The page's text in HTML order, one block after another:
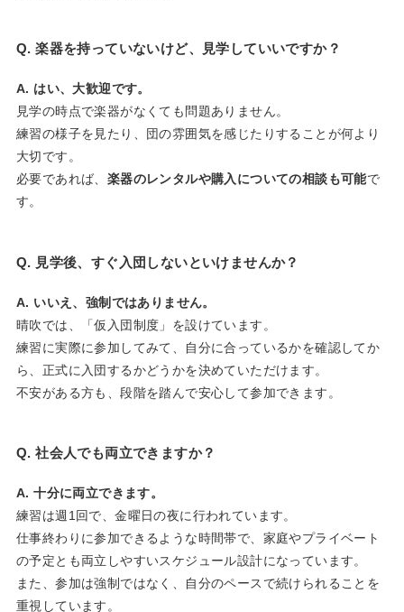
Q. 楽器を持っていないけど、見学していいですか？
A. はい、大歓迎です。
見学の時点で楽器がなくても問題ありません。
練習の様子を見たり、団の雰囲気を感じたりすることが何より
大切です。
必要であれば、 楽器のレンタルや購入についての相談も可能で
す。
Q. 見学後、すぐ入団しないといけませんか？
A. いいえ、強制ではありません。
晴吹では、「仮入団制度」を設けています。
練習に実際に参加してみて、自分に合っているかを確認してか
ら、正式に入団するかどうかを決めていただけます。
不安がある方も、段階を踏んで安心して参加できます。
Q. 社会人でも両立できますか？
A. 十分に両立できます。
練習は週1回で、金曜日の夜に行われています。
仕事終わりに参加できるような時間帯で、家庭やプライベート
の予定とも両立しやすいスケジュール設計になっています。
また、参加は強制ではなく、自分のペースで続けられることを
重視しています。